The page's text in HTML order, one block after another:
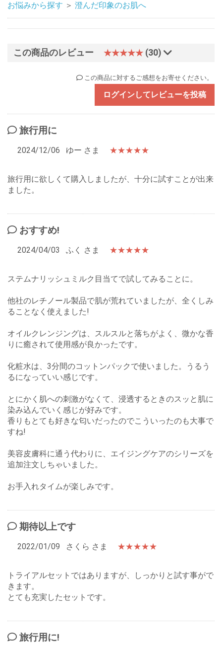
お悩みから探す ＞ 澄んだ印象のお肌へ
この商品のレビュー ★★★★★ (30)
この商品に対するご感想をお寄せください。
ログインしてレビューを投稿
旅行用に
2024/12/06 ゆー さま ★★★★★
旅行用に欲しくて購入しましたが、十分に試すことが出来
ました。
おすすめ!
2024/04/03 ふく さま ★★★★★
ステムナリッシュミルク目当てで試してみることに。
他社のレチノール製品で肌が荒れていましたが、全くしみ
ることなく使えました!
オイルクレンジングは、スルスルと落ちがよく、微かな香
りに癒されて使用感が良かったです。
化粧水は、3分間のコットンパックで使いました。うるう
るになっていい感じです。
とにかく肌への刺激がなくて、浸透するときのスッと肌に
染み込んでいく感じが好みです。
香りもとても好きな匂いだったのでこういったのも大事で
すね!
美容皮膚科に通う代わりに、エイジングケアのシリーズを
追加注文しちゃいました。
お手入れタイムが楽しみです。
期待以上です
2022/01/09 さくら さま ★★★★★
トライアルセットではありますが、しっかりと試す事がで
きます。
とても充実したセットです。
旅行用に!